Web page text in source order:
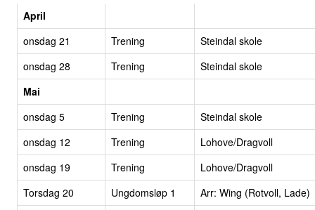
April
onsdag 21
Trening
Steindal skole
onsdag 28
Trening
Steindal skole
Mai
onsdag 5
Trening
Steindal skole
onsdag 12
Trening
Lohove/Dragvoll
onsdag 19
Trening
Lohove/Dragvoll
Torsdag 20
Ungdomsløp 1
Arr: Wing (Rotvoll, Lade)